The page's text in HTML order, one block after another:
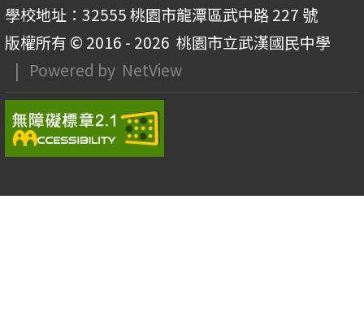
學校地址：32555 桃園市龍潭區武中路 227 號
版權所有 © 2016 - 2026 桃園市立武漢國民中學
| Powered by NetView